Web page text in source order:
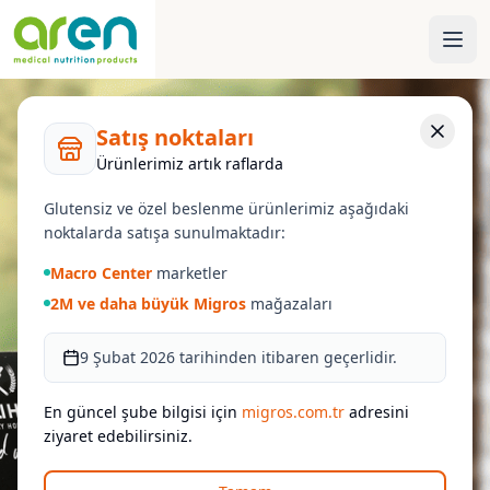
Satış noktaları
Ürünlerimiz artık raflarda
Glutensiz ve özel beslenme ürünlerimiz aşağıdaki
noktalarda satışa sunulmaktadır:
Macro Center marketler
2M ve daha büyük Migros mağazaları
9 Şubat 2026 tarihinden itibaren geçerlidir.
En güncel şube bilgisi için migros.com.tr adresini
ziyaret edebilirsiniz.